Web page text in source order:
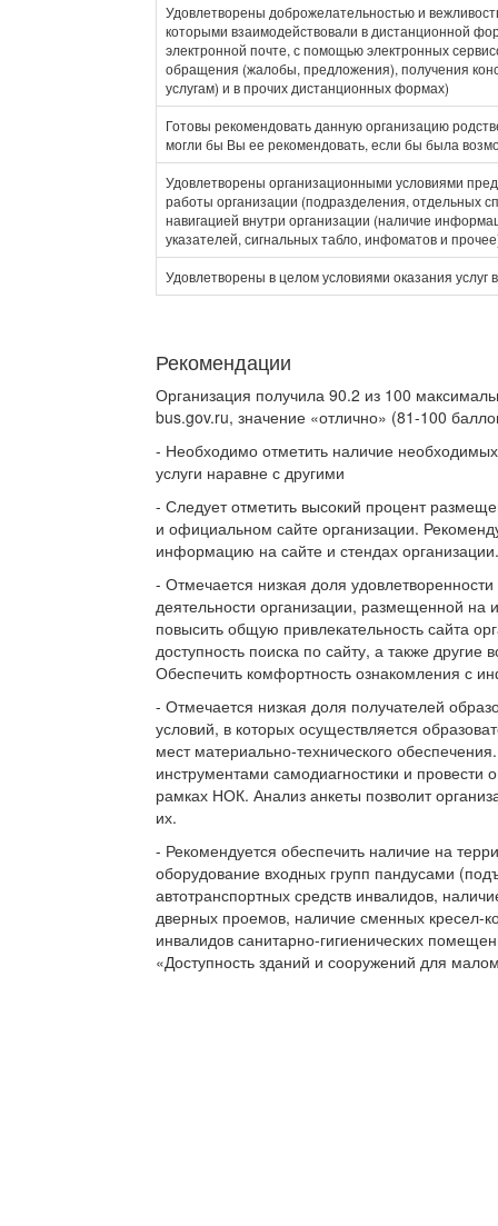
Удовлетворены доброжелательностью и
которыми взаимодействовали в дистанционной
электронной почте, с помощью электронных
обращения (жалобы, предложения), получения
услугам) и в прочих дистанционных формах)
Готовы рекомендовать данную организацию
могли бы Вы ее рекомендовать, если бы была
Удовлетворены организационными условиями
работы организации (подразделения, отдельных
навигацией внутри организации (наличие
указателей, сигнальных табло, инфоматов и
Удовлетворены в целом условиями оказания услуг
Рекомендации
Организация получила 90.2 из 100
bus.gov.ru, значение «отлично» (81-100
- Необходимо отметить наличие
услуги наравне с другими
- Следует отметить высокий процент
и официальном сайте организации.
информацию на сайте и стендах организации.
- Отмечается низкая доля
деятельности организации, размещенной
повысить общую привлекательность сайта
доступность поиска по сайту, а также
Обеспечить комфортность ознакомления с
- Отмечается низкая доля получателей
условий, в которых осуществляется
мест материально-технического
инструментами самодиагностики и
рамках НОК. Анализ анкеты позволит
их.
- Рекомендуется обеспечить наличие на
оборудование входных групп пандусами
автотранспортных средств инвалидов,
дверных проемов, наличие сменных кресел-
инвалидов санитарно-гигиенических
«Доступность зданий и сооружений для